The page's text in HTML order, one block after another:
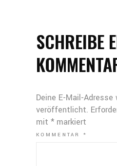
SCHREIBE
Deine E-Mail-
veröffentlicht.
mit * markiert
KOMMENTAR*